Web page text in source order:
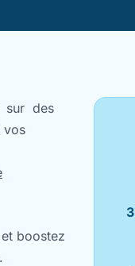
sur des
vos
boostez